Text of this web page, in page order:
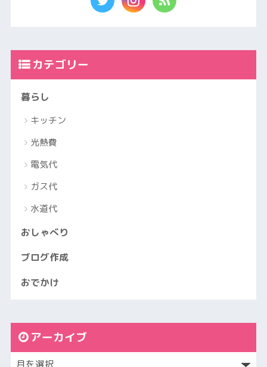
カテゴリー
暮らし
キッチン
光熱費
電気代
ガス代
水道代
おしゃべり
ブログ作成
おでかけ
アーカイブ